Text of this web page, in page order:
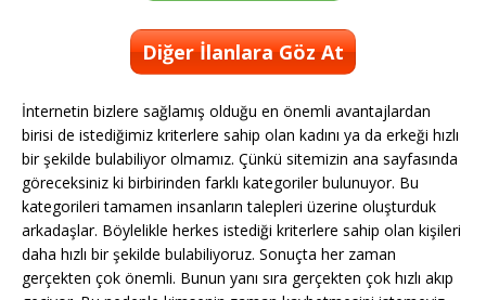
Diğer İlanlara Göz At
İnternetin bizlere sağlamış olduğu en önemli avantajlardan
birisi de istediğimiz kriterlere sahip olan kadını ya da erkeği hızlı
bir şekilde bulabiliyor olmamız. Çünkü sitemizin ana sayfasında
göreceksiniz ki birbirinden farklı kategoriler bulunuyor. Bu
kategorileri tamamen insanların talepleri üzerine oluşturduk
arkadaşlar. Böylelikle herkes istediği kriterlere sahip olan kişileri
daha hızlı bir şekilde bulabiliyoruz. Sonuçta her zaman
gerçekten çok önemli. Bunun yanı sıra gerçekten çok hızlı akıp